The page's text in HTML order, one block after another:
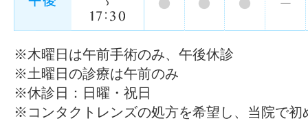
※木曜日は午前手術のみ、午後休診
※土曜日の診療は午前のみ
※休診日：日曜・祝日
※コンタクトレンズの処方を希望し、当院で初